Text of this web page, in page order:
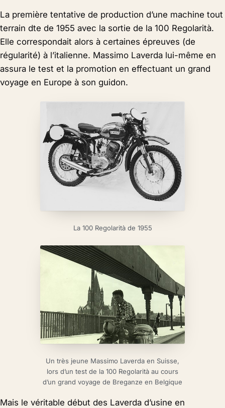
La première tentative de production d’une machine tout
terrain dte de 1955 avec la sortie de la 100 Regolarità.
Elle correspondait alors à certaines épreuves (de
régularité) à l’italienne. Massimo Laverda lui-même en
assura le test et la promotion en effectuant un grand
voyage en Europe à son guidon.
La 100 Regolarità de 1955
Un très jeune Massimo Laverda en Suisse,
lors d’un test de la 100 Regolarità au cours
d’un grand voyage de Breganze en Belgique
Mais le véritable début des Laverda d’usine en